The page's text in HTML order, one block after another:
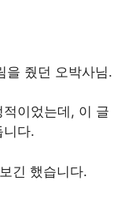
을 줬던 오박사님.
이었는데, 이 글
니다.
긴 했습니다.